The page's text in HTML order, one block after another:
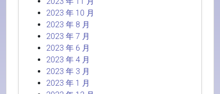
2023 年 10 月
2023 年 8 月
2023 年 7 月
2023 年 6 月
2023 年 4 月
2023 年 3 月
2023 年 1 月